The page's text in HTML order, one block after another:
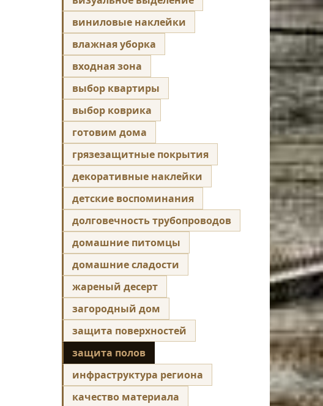
виниловые наклейки
влажная уборка
входная зона
выбор квартиры
выбор коврика
готовим дома
грязезащитные покрытия
декоративные наклейки
детские воспоминания
долговечность трубопроводов
домашние питомцы
домашние сладости
жареный десерт
загородный дом
защита поверхностей
защита полов
инфраструктура региона
качество материала